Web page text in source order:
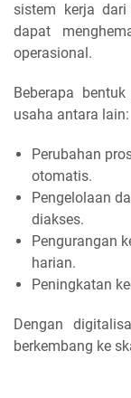
sistem kerja
dapat
operasional.
Beberapa
usaha antara lain:
Perubahan
otomatis.
Pengelolaan
diakses.
Pengurangan
harian.
Peningkatan
Dengan
berkembang ke